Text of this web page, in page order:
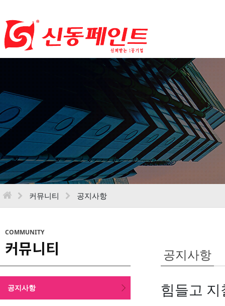
커뮤니티 공지사항
COMMUNITY
커뮤니티
공지사항
공지사항
힘들고